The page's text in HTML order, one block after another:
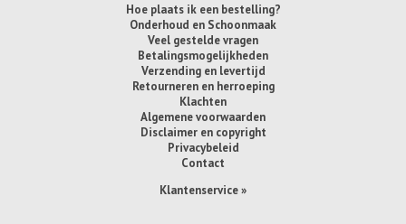
Hoe plaats ik een bestelling?
Onderhoud en Schoonmaak
Veel gestelde vragen
Betalingsmogelijkheden
Verzending en levertijd
Retourneren en herroeping
Klachten
Algemene voorwaarden
Disclaimer en copyright
Privacybeleid
Contact
Klantenservice »